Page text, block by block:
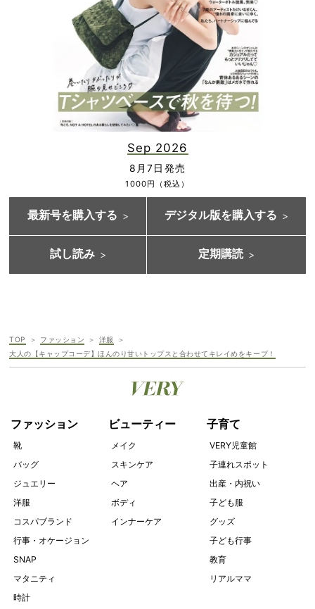
Sep 2026
8月7日発売
1000円（税込）
最新号を購入する デジタル版を購入する
試し読み 定期購読
TOP ファッション
洋服
大人の【キャップコーデ】ほんのり甘いトップスと合わせてキレイめをキープ！
ファッション
靴
バッグ
ジュエリー
洋服
コスパブランド
行事・オケージョン
SNAP
マタニティ
時計
ビューティー
メイク
スキンケア
ヘア
ボディ
インナーケア
子育て
VERY児童館
子連れスポット
出産・内祝い
子ども服
グッズ
子ども行事
教育
リアルママ